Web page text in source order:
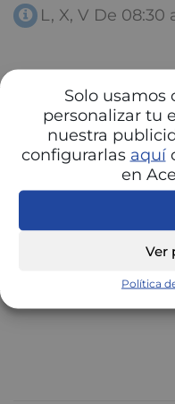
Solo usamos
personalizar tu
nuestra
configurarlas aquí
en
Ver
Política
L, X, V De 08:30